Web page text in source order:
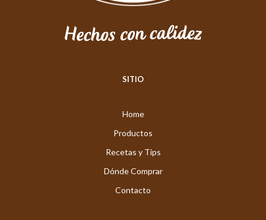
SITIO
Home
Productos
Recetas y Tips
Dónde Comprar
Contacto